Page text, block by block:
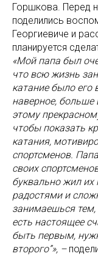
Горшкова. Перед
поделились
Георгиевиче и
планируется
«Мой папа был
что всю жизнь
катание было его
наверное, больше
этому
чтобы показать
катания,
спортсменов.
своих
буквально жил
радостями и
занимаешься
есть настоящее
быть первым,
второго”», –